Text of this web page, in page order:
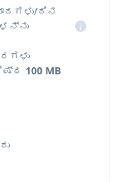
ದಿನ
i
100 MB